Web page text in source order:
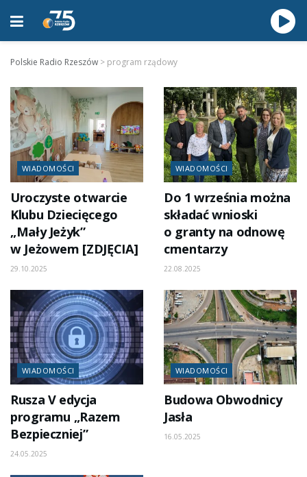
Polskie Radio Rzeszów > program rządowy
WIADOMOŚCI
Uroczyste otwarcie
Klubu Dziecięcego
„Mały Jeżyk”
w Jeżowem [ZDJĘCIA]
29.10.2025
WIADOMOŚCI
Do 1 września można
składać wnioski
o granty na odnowę
cmentarzy
22.08.2025
WIADOMOŚCI
Rusza V edycja
programu „Razem
Bezpieczniej”
24.05.2025
WIADOMOŚCI
Budowa Obwodnicy
Jasła
16.05.2025